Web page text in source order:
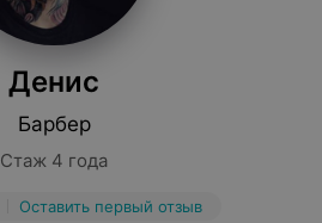
Денис
Барбер
Стаж 4 года
Оставить первый отзыв